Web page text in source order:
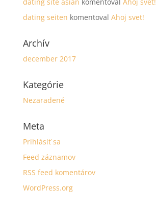
dating site asian komentoval Ahoj svet!
dating seiten komentoval Ahoj svet!
Archív
december 2017
Kategórie
Nezaradené
Meta
Prihlásiť sa
Feed záznamov
RSS feed komentárov
WordPress.org